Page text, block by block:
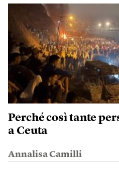
Perché così tante
a Ceuta
Annalisa Camilli